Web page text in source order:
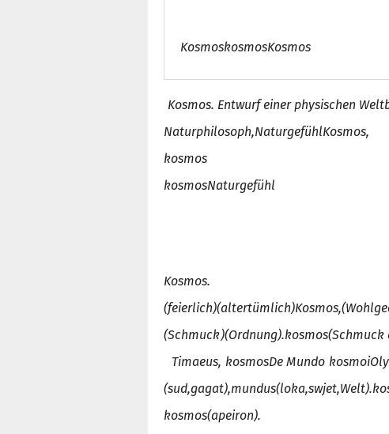
KosmoskosmosKosmos
Kosmos. Entwurf einer physischen
Naturphilosoph,NaturgefühlKosmos,
kosmos
kosmosNaturgefühl
Kosmos.
(feierlich)(altertümlich)Kosmos,
(Schmuck)(Ordnung).kosmos(Schmuck
Timaeus, kosmosDe Mundo kosmoi
(sud,gagat),mundus(loka,swjet,Welt).
kosmos(apeiron).